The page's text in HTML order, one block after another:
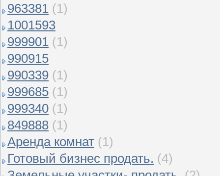
963381 (1)
1001593
999901 (1)
990915
990339 (1)
999685 (1)
999340 (1)
849888 (1)
Аренда комнат (1)
Готовый бизнес продать. (4)